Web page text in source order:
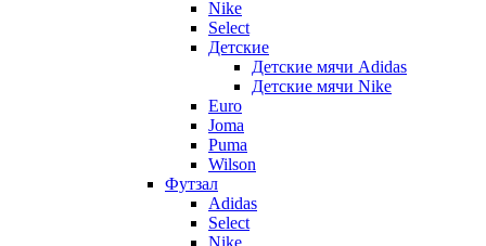
Nike
Select
Детские
Детские мячи Adidas
Детские мячи Nike
Euro
Joma
Puma
Wilson
Футзал
Adidas
Select
Nike